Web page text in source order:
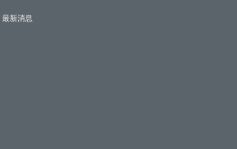
最新消息